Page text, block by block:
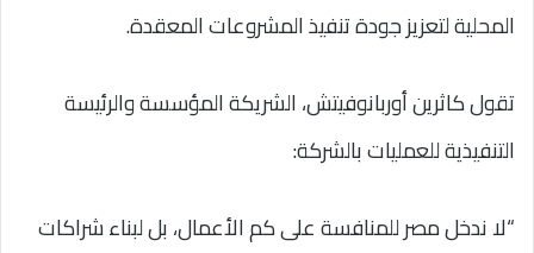
المحلية لتعزيز جودة تنفيذ المشروعات المعقدة.
تقول كاثرين أوربانوفيتش، الشريكة المؤسسة والرئيسة
التنفيذية للعمليات بالشركة:
“لا ندخل مصر للمنافسة على كم الأعمال، بل لبناء شراكات